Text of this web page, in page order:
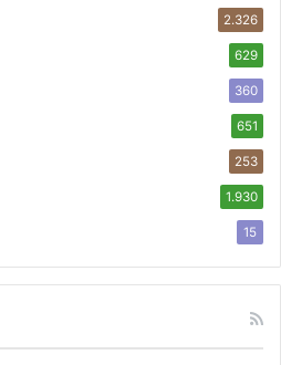
2.326
629
360
651
253
1.930
15